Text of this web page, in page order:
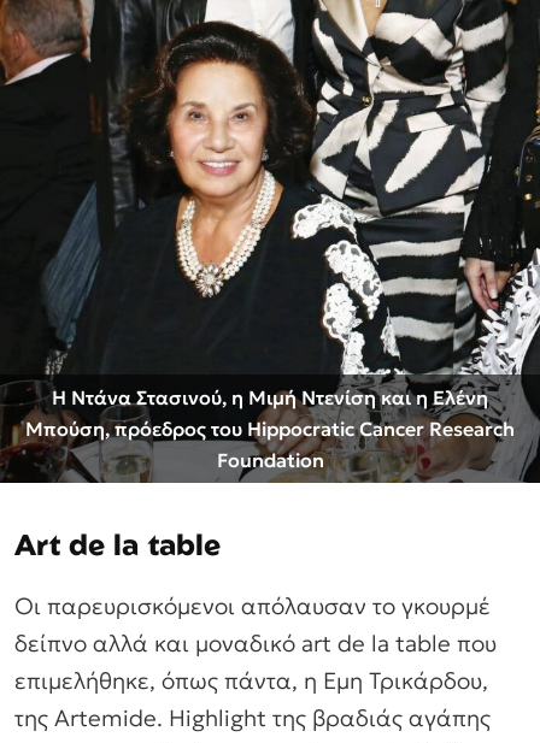
Η Ντάνα Στασινού, η Μιμή Ντενίση και η Ελένη
Μπούση, πρόεδρος του Hippocratic Cancer Research
Foundation
Αrt de la table
Οι παρευρισκόμενοι απόλαυσαν το γκουρμέ
δείπνο αλλά και μοναδικό art de la table που
επιμελήθηκε, όπως πάντα, η Εμη Τρικάρδου,
της Artemide. Highlight της βραδιάς αγάπης